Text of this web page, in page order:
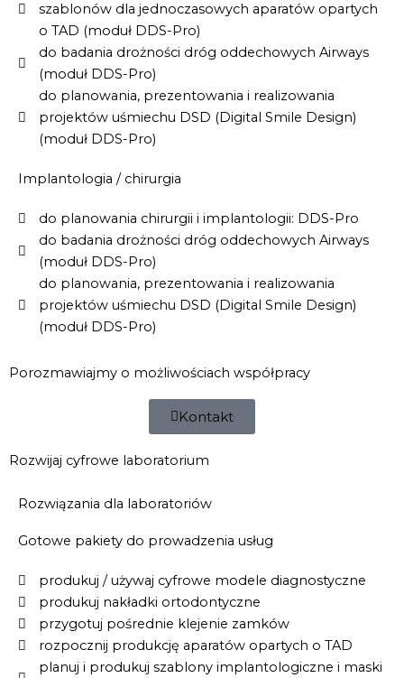
szablonów dla jednoczasowych aparatów opartych
o TAD (moduł DDS-Pro)
do badania drożności dróg oddechowych Airways
(moduł DDS-Pro)
do planowania, prezentowania i realizowania
projektów uśmiechu DSD (Digital Smile Design)
(moduł DDS-Pro)
Implantologia / chirurgia
do planowania chirurgii i implantologii: DDS-Pro
do badania drożności dróg oddechowych Airways
(moduł DDS-Pro)
do planowania, prezentowania i realizowania
projektów uśmiechu DSD (Digital Smile Design)
(moduł DDS-Pro)
Porozmawiajmy o możliwościach współpracy
Kontakt
Rozwijaj cyfrowe laboratorium
Rozwiązania dla laboratoriów
Gotowe pakiety do prowadzenia usług​
produkuj / używaj cyfrowe modele diagnostyczne
produkuj nakładki ortodontyczne
przygotuj pośrednie klejenie zamków
rozpocznij produkcję aparatów opartych o TAD
planuj i produkuj szablony implantologiczne i maski